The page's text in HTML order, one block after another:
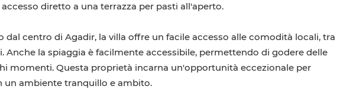
diretto a una terrazza per pasti all'aperto.
centro di Agadir, la villa offre un facile accesso alle comodità locali, tra
Anche la spiaggia è facilmente accessibile, permettendo di godere delle
momenti. Questa proprietà incarna un'opportunità eccezionale per
un ambiente tranquillo e ambito.